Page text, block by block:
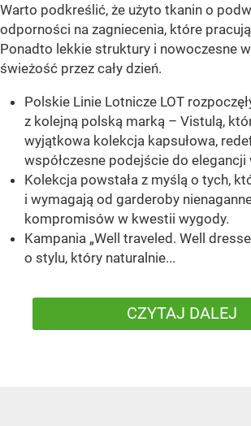
Warto podkreślić, że użyto tkanin o
odporności na zagniecenia, które
Ponadto lekkie struktury i nowoczesne
świeżość przez cały dzień.
Polskie Linie Lotnicze LOT
z kolejną polską marką – Vistulą,
wyjątkowa kolekcja kapsułowa,
współczesne podejście do elegancji
Kolekcja powstała z myślą o tych,
i wymagają od garderoby
kompromisów w kwestii wygody.
Kampania „Well traveled. Well
o stylu, który naturalnie...
CZYTAJ DALEJ